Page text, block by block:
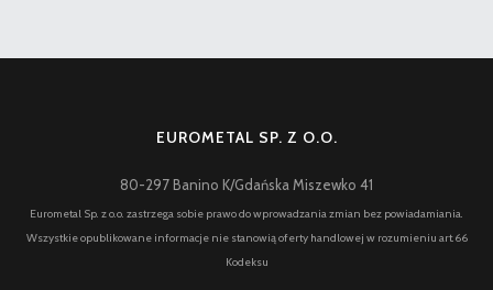
EUROMETAL SP. Z O.O.
80-297 Banino K/Gdańska Miszewko 41
Eurometal Sp. z o.o. zastrzega sobie prawo do wprowadzania zmian bez powiadamiania.
Wszystkie opublikowane informacje nie stanowią oferty handlowej w rozumieniu art.66
Kodeksu